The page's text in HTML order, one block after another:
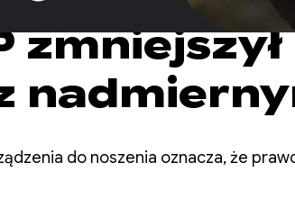
zmniejszył
90%
do noszenia oznacza, że